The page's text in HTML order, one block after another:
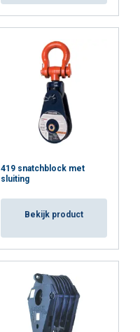
419 snatchblock met
sluiting
Bekijk product